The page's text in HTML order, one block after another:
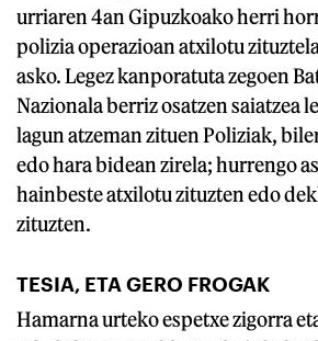
urriaren 4an Gipuzkoako herri
polizia operazioan atxilotu
asko. Legez kanporatuta zegoen
Nazionala berriz osatzen saiatzea
lagun atzeman zituen Poliziak,
edo hara bidean zirela; hurrengo
hainbeste atxilotu zituzten edo
zituzten.
TESIA, ETA GERO FROGAK
Hamarna urteko espetxe zigorra